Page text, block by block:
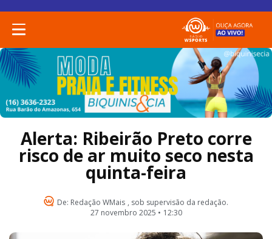
Alerta: Ribeirão Preto corre
risco de ar muito seco nesta
quinta-feira
De: Redação WMais , sob supervisão da redação.
27 novembro 2025 • 12:30